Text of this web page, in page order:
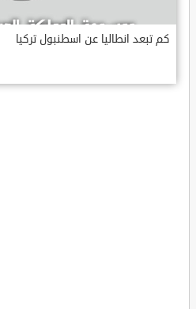
كم تبعد انطاليا عن اسطنبول تركيا